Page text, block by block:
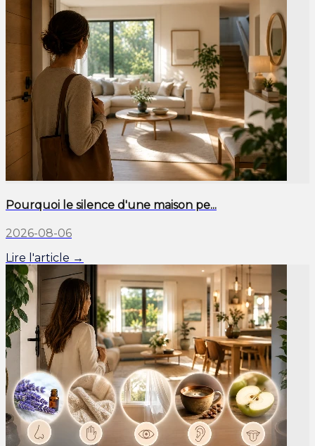
Pourquoi le silence d'une maison pe...
2026-08-06
Lire l'article →